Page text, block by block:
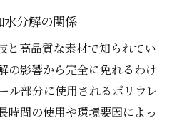
フェラガモ靴の収納方法
果的な靴の整理術
湿度管理の重要性
めの湿度管理の基本
めの理想的な湿度レベル
水分解の関係
と高品質な素材で知られてい
の影響から完全に免れるわけ
ル部分に使用されるポリウレ
時間の使用や環境要因によっ